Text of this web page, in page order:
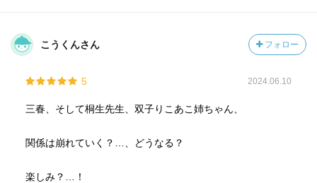
こうくんさん フォロー
5 2024.06.10
三春、そして桐生先生、双子りこあこ姉ちゃん、
関係は崩れていく？…、どうなる？
楽しみ？…！